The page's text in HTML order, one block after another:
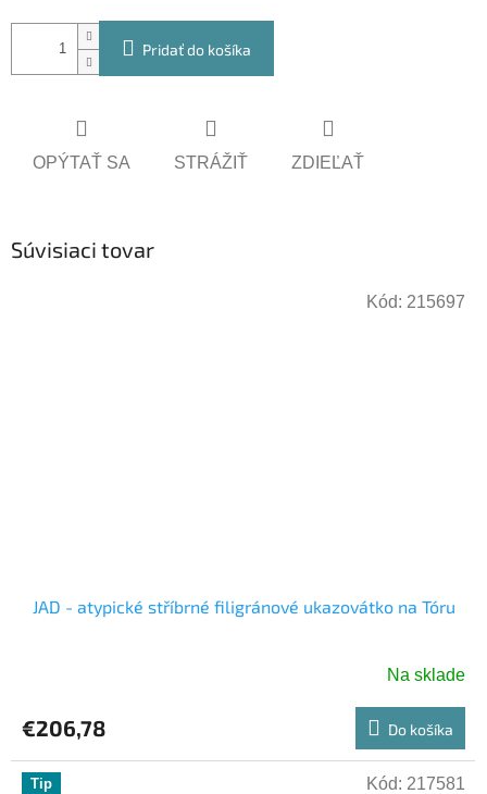
Pridať do košíka
OPÝTAŤ SA STRÁŽIŤ ZDIEĽAŤ
Súvisiaci tovar
JAD - atypické stříbrné filigránové ukazovátko na Tóru
Na sklade
€206,78 Do košíka
Kód: 215697
Tip Kód: 217581